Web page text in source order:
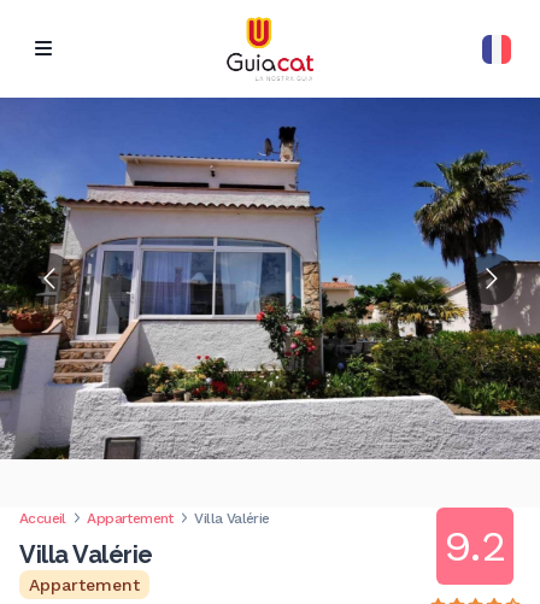
Accueil Appartement Villa Valérie
Villa Valérie
Appartement
9.2